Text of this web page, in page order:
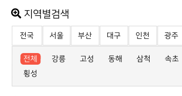
지역별검색
전국 서울 부산 대구 인천 광주
전체 강릉 고성 동해 삼척 속초
횡성